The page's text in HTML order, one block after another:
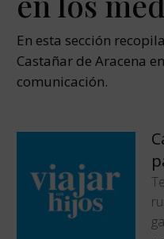
En esta sección
Castañar de Aracena
comunicación.